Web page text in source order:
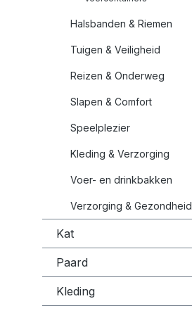
Halsbanden & Riemen
Tuigen & Veiligheid
Reizen & Onderweg
Slapen & Comfort
Speelplezier
Kleding & Verzorging
Voer- en drinkbakken
Verzorging & Gezondheid
Kat
Paard
Kleding